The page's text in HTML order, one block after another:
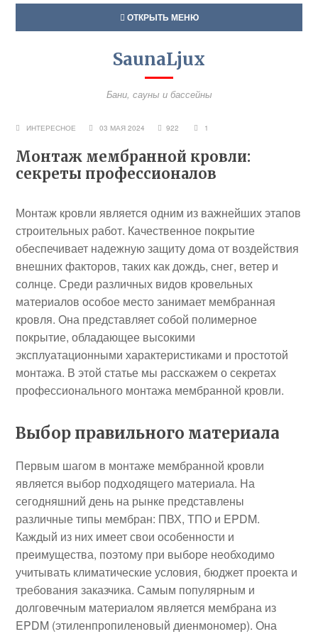
ОТКРЫТЬ МЕНЮ
SaunaLjux
Бани, сауны и бассейны
ИНТЕРЕСНОЕ 03 МАЯ 2024 922 1
Монтаж мембранной кровли:
секреты профессионалов
Монтаж кровли является одним из важнейших этапов
строительных работ. Качественное покрытие
обеспечивает надежную защиту дома от воздействия
внешних факторов, таких как дождь, снег, ветер и
солнце. Среди различных видов кровельных
материалов особое место занимает мембранная
кровля. Она представляет собой полимерное
покрытие, обладающее высокими
эксплуатационными характеристиками и простотой
монтажа. В этой статье мы расскажем о секретах
профессионального монтажа мембранной кровли.
Выбор правильного материала
Первым шагом в монтаже мембранной кровли
является выбор подходящего материала. На
сегодняшний день на рынке представлены
различные типы мембран: ПВХ, ТПО и EPDM.
Каждый из них имеет свои особенности и
преимущества, поэтому при выборе необходимо
учитывать климатические условия, бюджет проекта и
требования заказчика. Самым популярным и
долговечным материалом является мембрана из
EPDM (этиленпропиленовый диенмономер). Она